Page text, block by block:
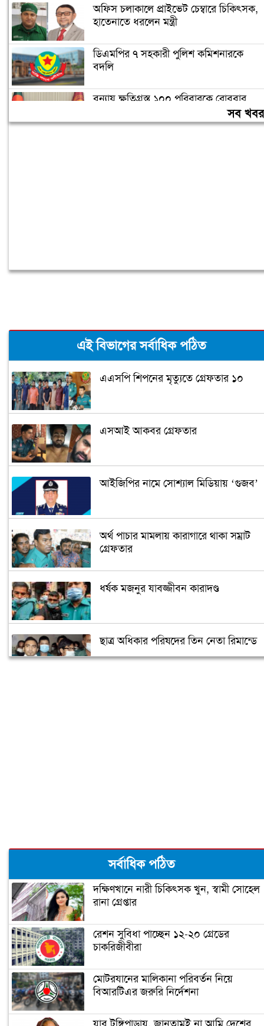
অফিস চলাকালে প্রাইভেট চেম্বারে চিকিৎসক,
হাতেনাতে ধরলেন মন্ত্রী
ডিএমপির ৭ সহকারী পুলিশ কমিশনারকে
বদলি
বন্যায় ক্ষতিগ্রস্ত ১০০ পরিবারকে রোববার
সব
এই বিভাগের সর্বাধিক পঠিত
এএসপি শিপনের মৃত্যুতে গ্রেফতার ১০
এসআই আকবর গ্রেফতার
আইজিপির নামে সোশ্যাল মিডিয়ায় ‘গুজব’
অর্থ পাচার মামলায় কারাগারে থাকা সম্রাট
গ্রেফতার
ধর্ষক মজনুর যাবজ্জীবন কারাদণ্ড
ছাত্র অধিকার পরিষদের তিন নেতা রিমান্ডে
ঢাবি শিক্ষার্থীকে ধর্ষণ : মজনুর বিরুদ্ধে রায়
১৯ নভেম্বর
ঢাকায় বাসে আগুনের ঘটনায় ৯ মামলা,
এসআই আকবরের ৭ দিনের রিমান্ড মঞ্জুর
আদেশ স্থগিত
সর্বাধিক পঠিত
দক্ষিণখানে নারী চিকিৎসক খুন, স্বামী সোহেল
রানা গ্রেপ্তার
রেশন সুবিধা পাচ্ছেন ১২-২০ গ্রেডের
চাকরিজীবীরা
মোটরযানের মালিকানা পরিবর্তন নিয়ে
বিআরটিএর জরুরি নির্দেশনা